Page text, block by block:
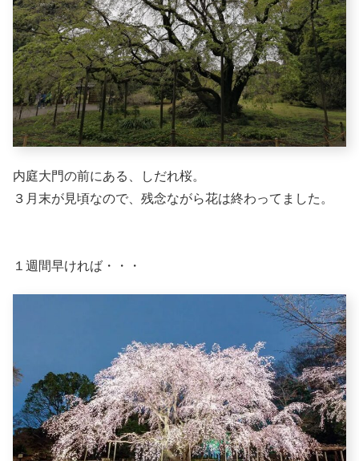
内庭大門の前にある、しだれ桜。
３月末が見頃なので、残念ながら花は終わってました。
１週間早ければ・・・